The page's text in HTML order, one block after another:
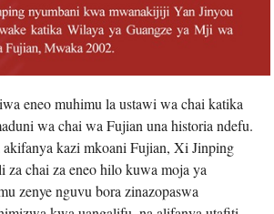
eneo muhimu la ustawi wa chai katika
wa chai wa Fujian una historia ndefu.
kazi mkoani Fujian, Xi Jinping
za chai za eneo hilo kuwa moja ya
zenye nguvu bora zinazopaswa